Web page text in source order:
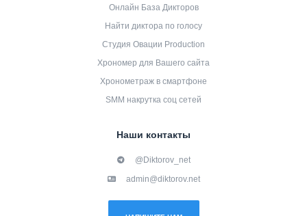
Онлайн База Дикторов
Найти диктора по голосу
Студия Овации Production
Хрономер для Вашего сайта
Хронометраж в смартфоне
SMM накрутка соц сетей
Наши контакты
@Diktorov_net
admin@diktorov.net